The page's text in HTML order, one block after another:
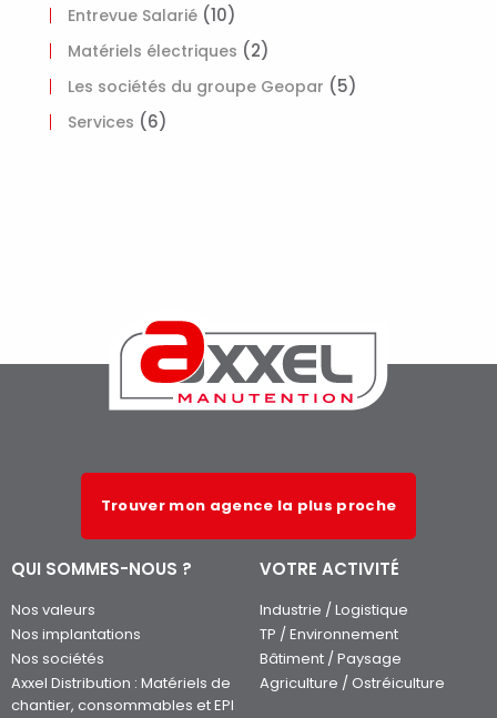
Entrevue Salarié (10)
Matériels électriques (2)
Les sociétés du groupe Geopar (5)
Services (6)
Trouver mon agence la plus proche
QUI SOMMES-NOUS ?
Nos valeurs
Nos implantations
Nos sociétés
Axxel Distribution : Matériels de
chantier, consommables et EPI
VOTRE ACTIVITÉ
Industrie / Logistique
TP / Environnement
Bâtiment / Paysage
Agriculture / Ostréiculture